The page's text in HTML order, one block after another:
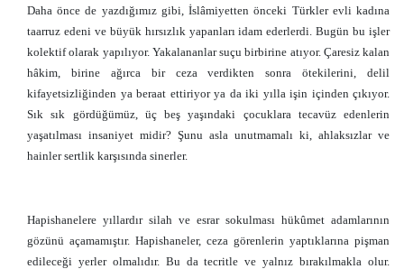
Daha önce de yazdığımız gibi, İslâmiyetten önceki Türkler evli kadına
taarruz edeni ve büyük hırsızlık yapanları idam ederlerdi. Bugün bu işler
kolektif olarak yapılıyor. Yakalananlar suçu birbirine atıyor. Çaresiz kalan
hâkim, birine ağırca bir ceza verdikten sonra ötekilerini, delil
kifayetsizliğinden ya beraat ettiriyor ya da iki yılla işin içinden çıkıyor.
Sık sık gördüğümüz, üç beş yaşındaki çocuklara tecavüz edenlerin
yaşatılması insaniyet midir? Şunu asla unutmamalı ki, ahlaksızlar ve
hainler sertlik karşısında sinerler.
Hapishanelere yıllardır silah ve esrar sokulması hükûmet adamlarının
gözünü açamamıştır. Hapishaneler, ceza görenlerin yaptıklarına pişman
edileceği yerler olmalıdır. Bu da tecritle ve yalnız bırakılmakla olur.